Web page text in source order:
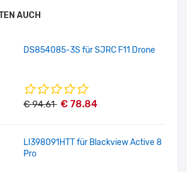
AUCH
DS854085-3S für SJRC F11 Drone
€ 94.61 € 78.84
LI398091HTT für Blackview Active 8
Pro